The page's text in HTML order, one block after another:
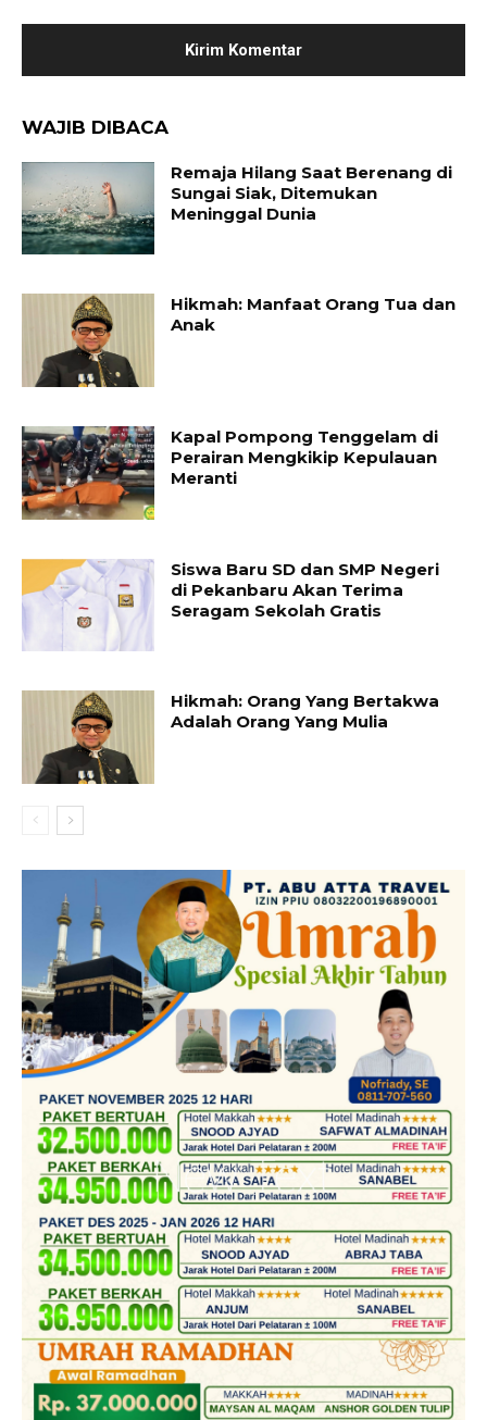
WAJIB DIBACA
Remaja Hilang Saat Berenang di
Sungai Siak, Ditemukan
Meninggal Dunia
Hikmah: Manfaat Orang Tua dan
Anak
Kapal Pompong Tenggelam di
Perairan Mengkikip Kepulauan
Meranti
Siswa Baru SD dan SMP Negeri
di Pekanbaru Akan Terima
Seragam Sekolah Gratis
Hikmah: Orang Yang Bertakwa
Adalah Orang Yang Mulia